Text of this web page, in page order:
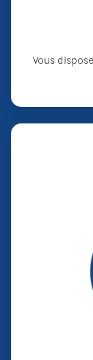
Vous